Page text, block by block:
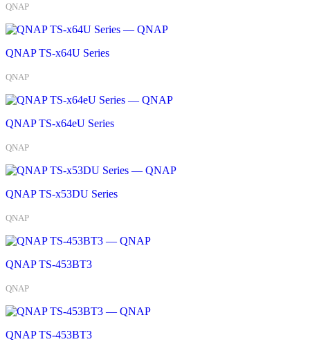
QNAP
QNAP TS-x64U Series
QNAP
QNAP TS-x64eU Series
QNAP
QNAP TS-x53DU Series
QNAP
QNAP TS-453BT3
QNAP
QNAP TS-453BT3